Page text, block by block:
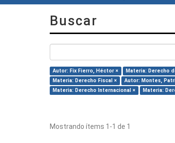
Buscar
Autor: Fix Fierro, Héctor × Materia: Derecho
Materia: Derecho Fiscal ×
Autor: Montes,
Materia: Derecho Internacional ×
Materia:
Mostrando ítems 1-1 de 1